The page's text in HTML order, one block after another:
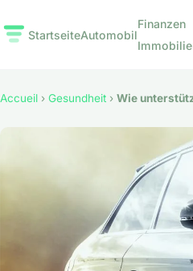
StartseiteAutomobil
Finanzen
Accueil › Gesundheit › Wie